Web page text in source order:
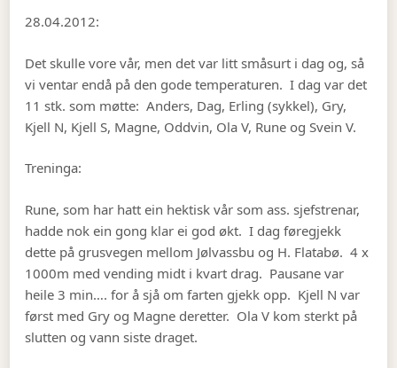
28.04.2012:
Det skulle vore vår, men det var litt småsurt i dag og, så
vi ventar endå på den gode temperaturen. I dag var det
11 stk. som møtte: Anders, Dag, Erling (sykkel), Gry,
Kjell N, Kjell S, Magne, Oddvin, Ola V, Rune og Svein V.
Treninga:
Rune, som har hatt ein hektisk vår som ass. sjefstrenar,
hadde nok ein gong klar ei god økt. I dag føregjekk
dette på grusvegen mellom Jølvassbu og H. Flatabø. 4 x
1000m med vending midt i kvart drag. Pausane var
heile 3 min…. for å sjå om farten gjekk opp. Kjell N var
først med Gry og Magne deretter. Ola V kom sterkt på
slutten og vann siste draget.